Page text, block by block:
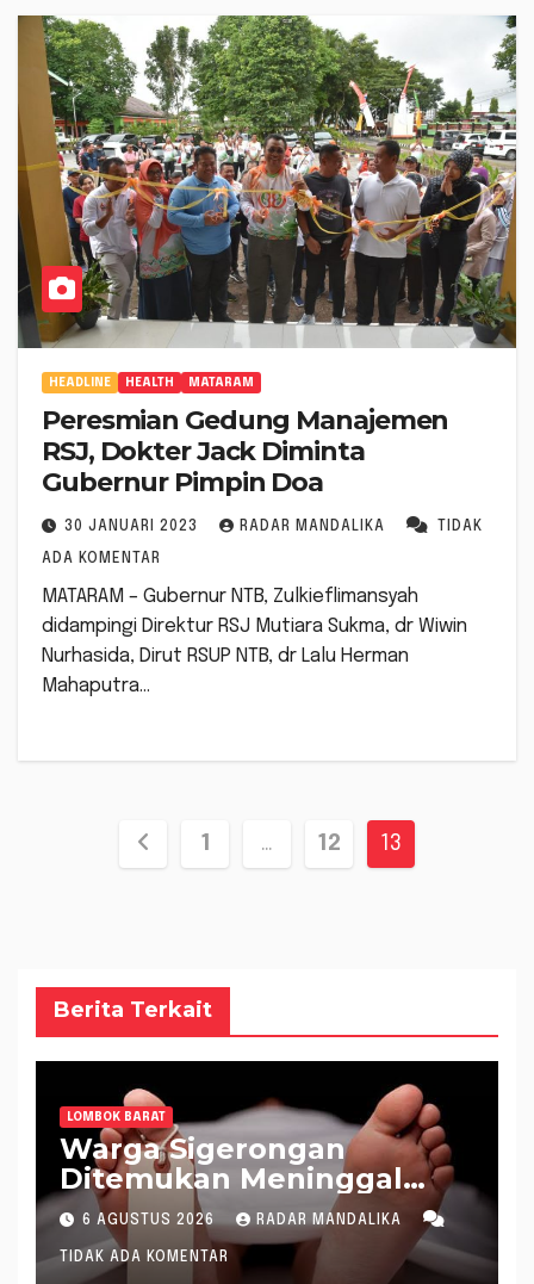
HEADLINE HEALTH MATARAM
Peresmian Gedung Manajemen
RSJ, Dokter Jack Diminta
Gubernur Pimpin Doa
30 JANUARI 2023 RADAR MANDALIKA TIDAK
ADA KOMENTAR
MATARAM – Gubernur NTB, Zulkieflimansyah
didampingi Direktur RSJ Mutiara Sukma, dr Wiwin
Nurhasida, Dirut RSUP NTB, dr Lalu Herman
Mahaputra…
Paginasi
1 … 12 13
Berita Terkait
LOMBOK BARAT
Warga Sigerongan
Ditemukan Meninggal
saat Setrum Ikan di
Sungai
6 AGUSTUS 2026 RADAR MANDALIKA
TIDAK ADA KOMENTAR